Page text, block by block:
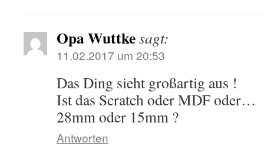
Opa Wuttkesagt:
11.02.2017 um 20:53
Das Ding sieht großartig aus !
Ist das Scratch oder MDF oder…
28mm oder 15mm ?
Antworten